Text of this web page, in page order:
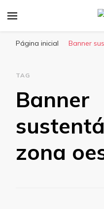
Página inicial Banner
TAG
Banner
zona